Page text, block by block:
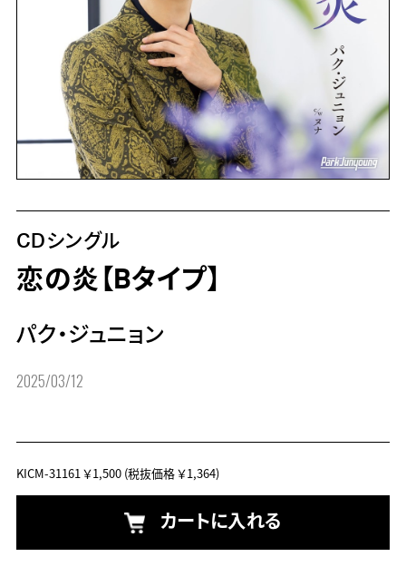
CDシングル
恋の炎【Bタイプ】
パク・ジュニョン
2025/03/12
KICM-31161￥1,500(税抜価格 ￥1,364)
カートに入れる